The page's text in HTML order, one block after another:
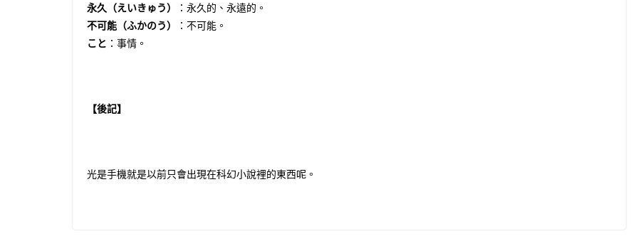
永久（えいきゅう）
：永久的、永遠的。
不可能（ふかのう）
：不可能。
こと ：事情。
【後記】
光是手機就是以前只會出現在科幻小說裡的東西呢。